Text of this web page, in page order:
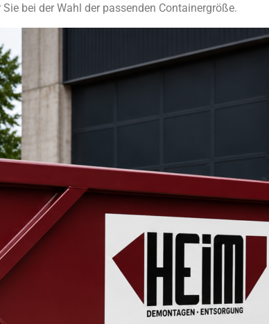
bei der Wahl der passenden Containergröße.